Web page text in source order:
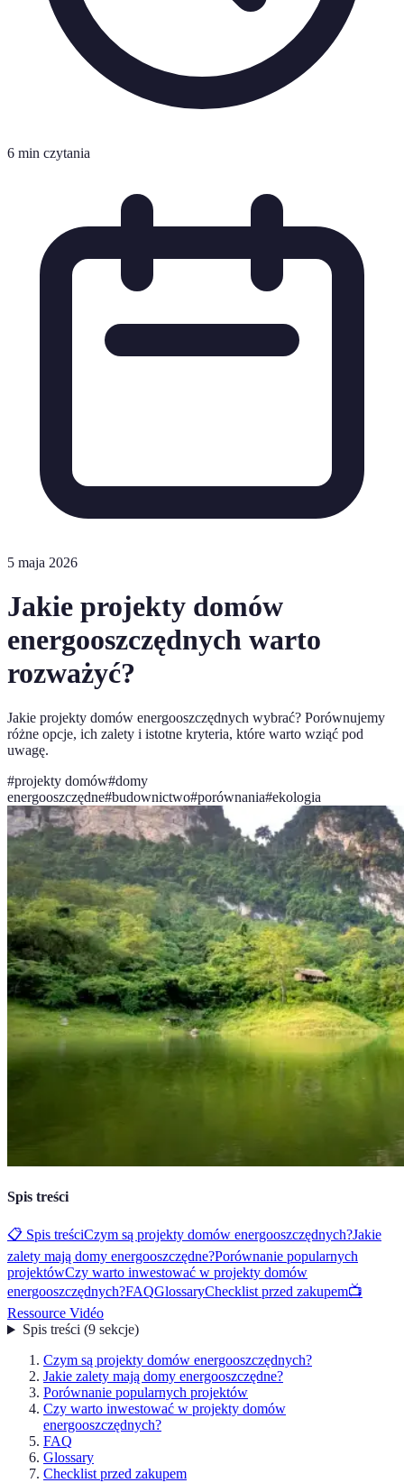
6 min czytania
5 maja 2026
Jakie projekty domów
energooszczędnych warto
rozważyć?
Jakie projekty domów energooszczędnych wybrać? Porównujemy
różne opcje, ich zalety i istotne kryteria, które warto wziąć pod
uwagę.
#projekty domów#domy
energooszczędne#budownictwo#porównania#ekologia
Spis treści
📋 Spis treściCzym są projekty domów energooszczędnych?Jakie
zalety mają domy energooszczędne?Porównanie popularnych
projektówCzy warto inwestować w projekty domów
energooszczędnych?FAQGlossaryChecklist przed zakupem📺
Ressource Vidéo
Spis treści(9 sekcje)
Czym są projekty domów energooszczędnych?
Jakie zalety mają domy energooszczędne?
Porównanie popularnych projektów
Czy warto inwestować w projekty domów
energooszczędnych?
FAQ
Glossary
Checklist przed zakupem